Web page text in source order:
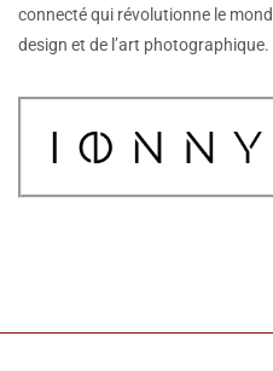
un nouvel artiste : Christian
rejoindre la galerie Jamault de Paris
connecté qui révolutionne le
design et de l’art photographique.